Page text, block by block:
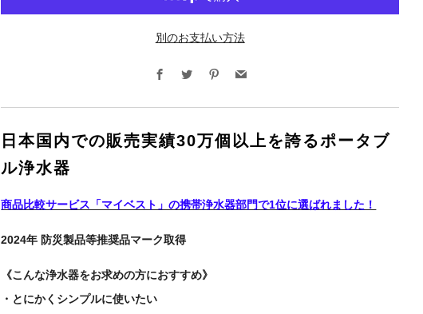
別のお支払い方法
Facebook
TwitterPinterestEmail
日本国内での販売実績30万個以上を誇るポータブ
ル浄水器
商品比較サービス「マイベスト」の携帯浄水器部門で1位に選ばれました！
2024年 防災製品等推奨品マーク取得
《こんな浄水器をお求めの方におすすめ》
・とにかくシンプルに使いたい